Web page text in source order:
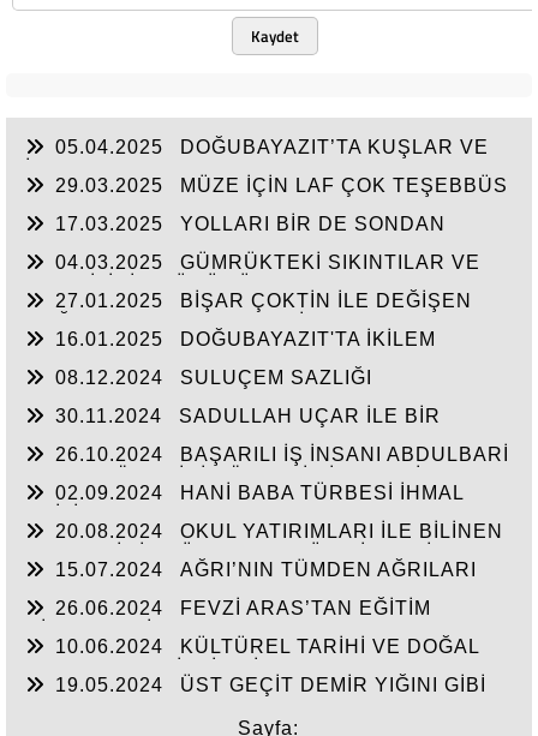
Kaydet
05.04.2025
DOĞUBAYAZIT’TA KUŞLAR VE
29.03.2025
MÜZE İÇİN LAF ÇOK TEŞEBBÜS
17.03.2025
YOLLARI BİR DE SONDAN
04.03.2025
GÜMRÜKTEKİ SIKINTILAR VE
27.01.2025
BİŞAR ÇOKTİN İLE DEĞİŞEN
16.01.2025
DOĞUBAYAZIT'TA İKİLEM
08.12.2024
SULUÇEM SAZLIĞI
30.11.2024
SADULLAH UÇAR İLE BİR
26.10.2024
BAŞARILI İŞ İNSANI ABDULBARİ
02.09.2024
HANİ BABA TÜRBESİ İHMAL
20.08.2024
OKUL YATIRIMLARI İLE BİLİNEN
YASUBUĞA İLE PORTRE…
15.07.2024
AĞRI’NIN TÜMDEN AĞRILARI
26.06.2024
FEVZİ ARAS’TAN EĞİTİM
10.06.2024
KÜLTÜREL TARİHİ VE DOĞAL
19.05.2024
ÜST GEÇİT DEMİR YIĞINI GİBİ
Sayfa: